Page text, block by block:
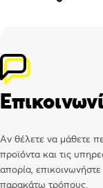
Αν θέλετε να μάθετε
προϊόντα και τις
απορία,
παρακάτω τρόπους.